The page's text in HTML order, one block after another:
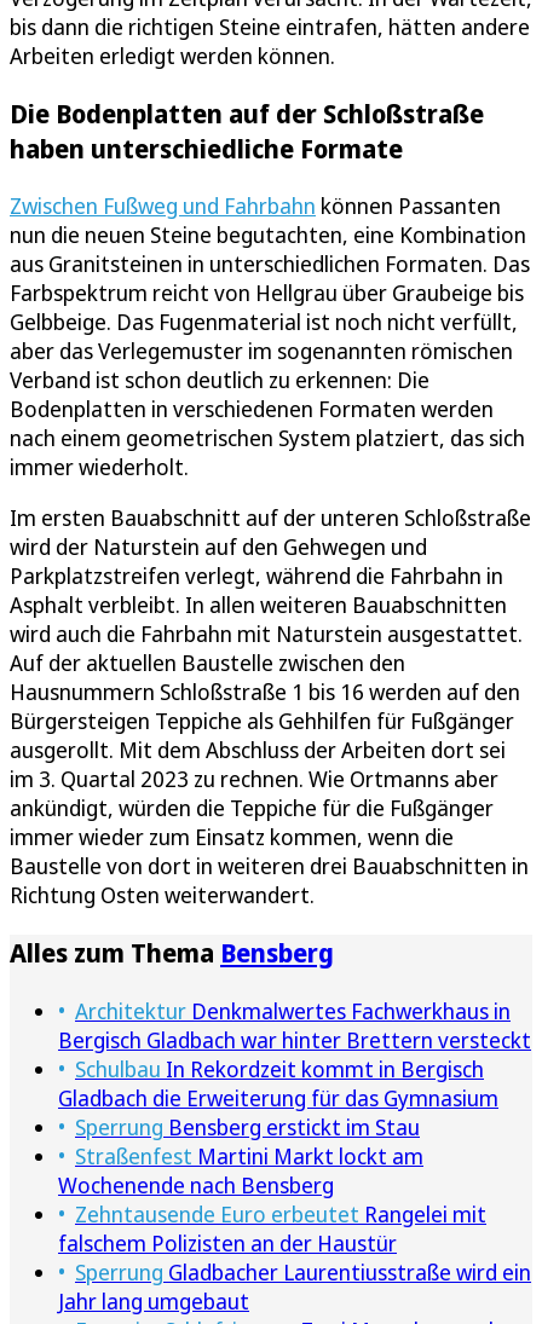
bis dann die richtigen Steine eintrafen, hätten andere
Arbeiten erledigt werden können.
Die Bodenplatten auf der Schloßstraße
haben unterschiedliche Formate
Zwischen Fußweg und Fahrbahn können Passanten
nun die neuen Steine begutachten, eine Kombination
aus Granitsteinen in unterschiedlichen Formaten. Das
Farbspektrum reicht von Hellgrau über Graubeige bis
Gelbbeige. Das Fugenmaterial ist noch nicht verfüllt,
aber das Verlegemuster im sogenannten römischen
Verband ist schon deutlich zu erkennen: Die
Bodenplatten in verschiedenen Formaten werden
nach einem geometrischen System platziert, das sich
immer wiederholt.
Im ersten Bauabschnitt auf der unteren Schloßstraße
wird der Naturstein auf den Gehwegen und
Parkplatzstreifen verlegt, während die Fahrbahn in
Asphalt verbleibt. In allen weiteren Bauabschnitten
wird auch die Fahrbahn mit Naturstein ausgestattet.
Auf der aktuellen Baustelle zwischen den
Hausnummern Schloßstraße 1 bis 16 werden auf den
Bürgersteigen Teppiche als Gehhilfen für Fußgänger
ausgerollt. Mit dem Abschluss der Arbeiten dort sei
im 3. Quartal 2023 zu rechnen. Wie Ortmanns aber
ankündigt, würden die Teppiche für die Fußgänger
immer wieder zum Einsatz kommen, wenn die
Baustelle von dort in weiteren drei Bauabschnitten in
Richtung Osten weiterwandert.
Alles zum Thema Bensberg
Architektur Denkmalwertes Fachwerkhaus in
Bergisch Gladbach war hinter Brettern versteckt
Schulbau In Rekordzeit kommt in Bergisch
Gladbach die Erweiterung für das Gymnasium
Sperrung Bensberg erstickt im Stau
Straßenfest Martini Markt lockt am
Wochenende nach Bensberg
Zehntausende Euro erbeutet Rangelei mit
falschem Polizisten an der Haustür
Sperrung Gladbacher Laurentiusstraße wird ein
Jahr lang umgebaut